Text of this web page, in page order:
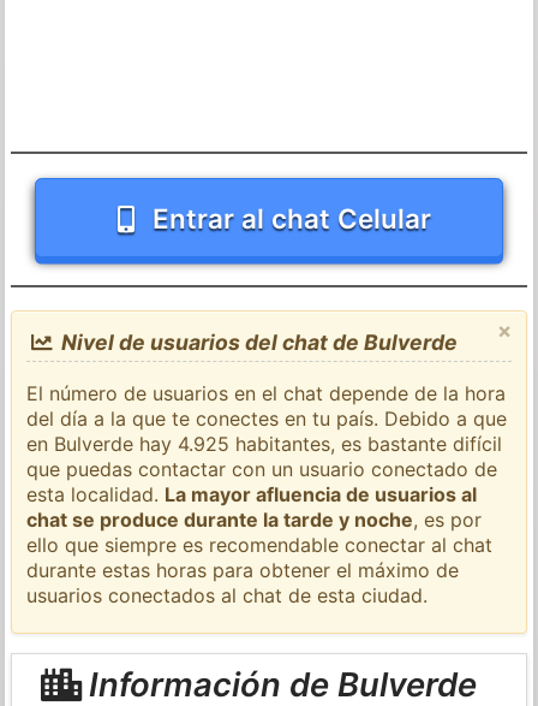
Entrar al chat Celular
×
Nivel de usuarios del chat de Bulverde
El número de usuarios en el chat depende de la hora
del día a la que te conectes en tu país. Debido a que
en Bulverde hay 4.925 habitantes, es bastante difícil
que puedas contactar con un usuario conectado de
esta localidad. La mayor afluencia de usuarios al
chat se produce durante la tarde y noche, es por
ello que siempre es recomendable conectar al chat
durante estas horas para obtener el máximo de
usuarios conectados al chat de esta ciudad.
Información de Bulverde